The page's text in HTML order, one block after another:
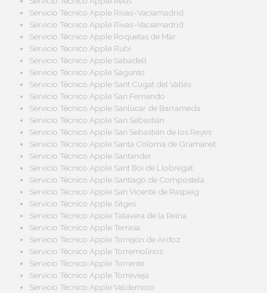
Servicio Técnico Apple Rivas–Vaciamadrid
Servicio Técnico Apple Rivas–Vaciamadrid
Servicio Técnico Apple Roquetas de Mar
Servicio Técnico Apple Rubí
Servicio Técnico Apple Sabadell
Servicio Técnico Apple Sagunto
Servicio Técnico Apple Sant Cugat del Vallés
Servicio Técnico Apple San Fernando
Servicio Técnico Apple Sanlúcar de Barrameda
Servicio Técnico Apple San Sebastián
Servicio Técnico Apple San Sebastián de los Reyes
Servicio Técnico Apple Santa Coloma de Gramanet
Servicio Técnico Apple Santander
Servicio Técnico Apple Sant Boi de Llobregat
Servicio Técnico Apple Santiago de Compostela
Servicio Técnico Apple San Vicente de Raspeig
Servicio Técnico Apple Sitges
Servicio Técnico Apple Talavera de la Reina
Servicio Técnico Apple Terrasa
Servicio Técnico Apple Torrejón de Ardoz
Servicio Técnico Apple Torremolinos
Servicio Técnico Apple Torrente
Servicio Técnico Apple Torrevieja
Servicio Técnico Apple Valdemoro